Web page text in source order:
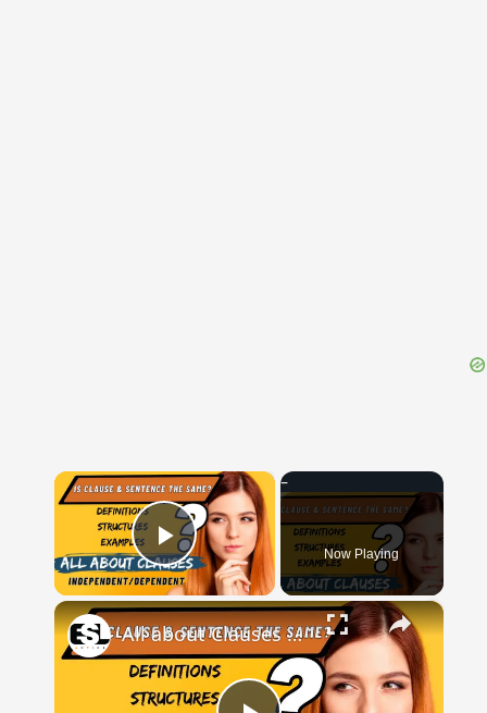
×
Play Video Now Playing
×
All about Clauses || English Grammar || ESL Advice